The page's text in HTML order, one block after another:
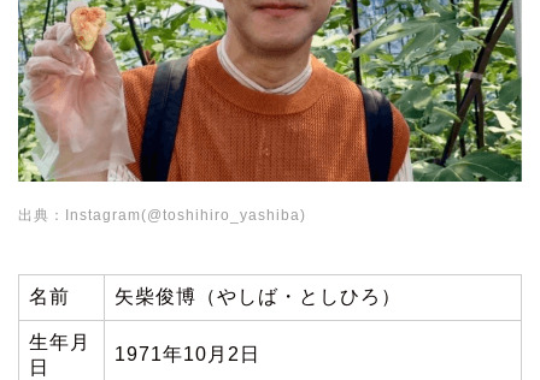
出典：Instagram(@toshihiro_yashiba)
名前 矢柴俊博（やしば・としひろ）
生年月
日
1971年10月2日